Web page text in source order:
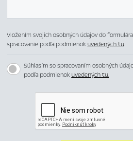
Vložením svojich osobných údajov do
spracovanie podľa podmienokuvedených tu.
Súhlasím so spracovaním osobných
podľa podmienokuvedených tu.